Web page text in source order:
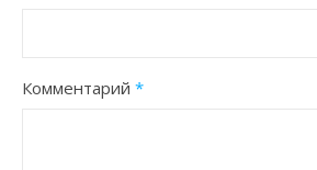
Комментарий *